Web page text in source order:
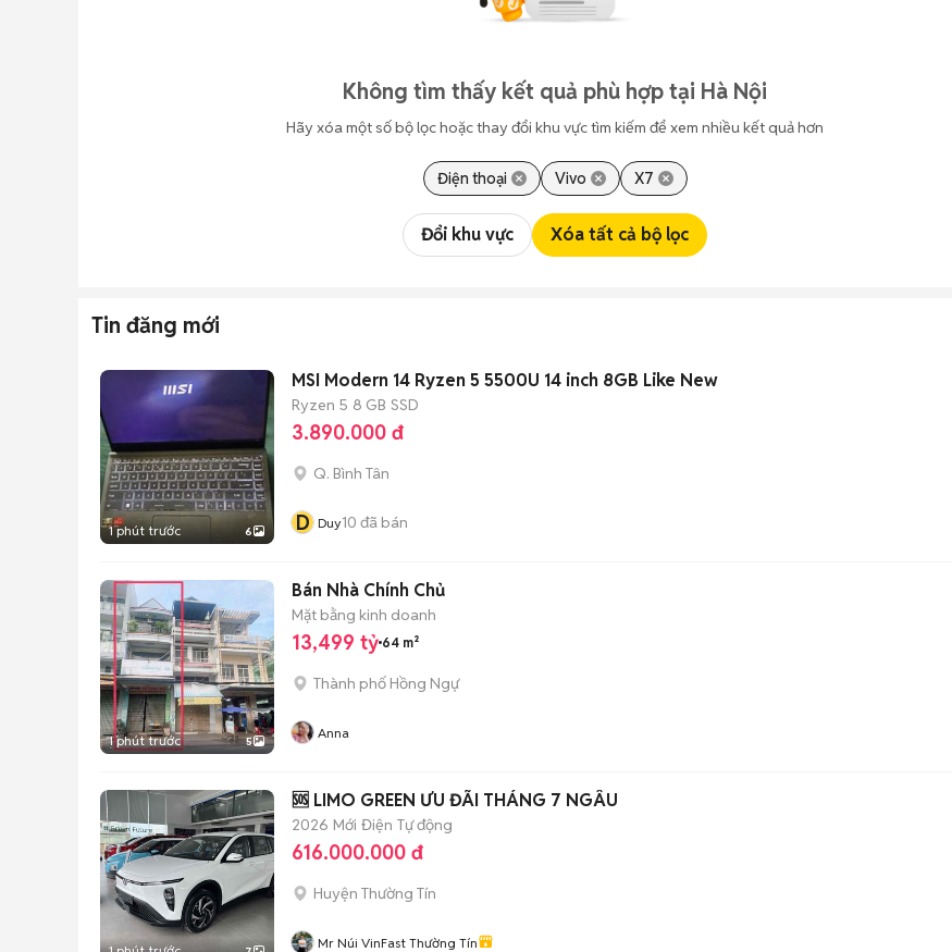
Không tìm thấy kết quả phù hợp tại Hà Nội
Hãy xóa một số bộ lọc hoặc thay đổi khu vực tìm kiếm để xem nhiều kết quả hơn
Điện thoại Vivo X7
Đổi khu vực Xóa tất cả bộ lọc
Tin đăng mới
1 phút trước 6
MSI Modern 14 Ryzen 5 5500U 14 inch 8GB Like New
Ryzen 5 8 GB SSD
3.890.000 đ
Q. Bình Tân
D Duy10 đã bán
1 phút trước 5
Bán Nhà Chính Chủ
Mặt bằng kinh doanh
13,499 tỷ 64 m²
Thành phố Hồng Ngự
Anna
🆘 LIMO GREEN ƯU ĐÃI THÁNG 7 NGÂU
2026 Mới Điện Tự động
616.000.000 đ
Huyện Thường Tín
Mr Núi VinFast Thường Tín